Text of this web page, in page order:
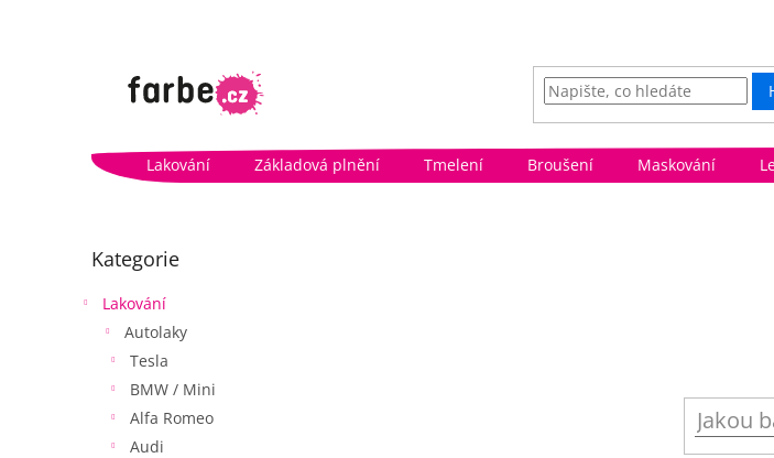
Lakování Základová plnění Tmelení Broušení Maskování
s
kategorie
Kategorie
Lakování
Autolaky
Tesla
BMW / Mini
Alfa Romeo
Audi